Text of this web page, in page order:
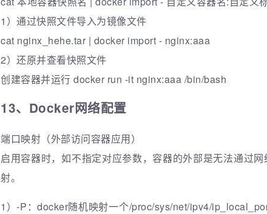
1）通过快照文件导入为镜像文件
cat nginx_hehe.tar | docker import - nginx:aaa
2）还原并查看快照文件
创建容器并运行 docker run -it nginx:aaa /bin/bash
13、Docker网络配置
端口映射（外部访问容器应用）
启用容器时，如不指定对应参数，容器的外部是无法通过
射。
1）-P：docker随机映射一个/proc/sys/net/ipv4/